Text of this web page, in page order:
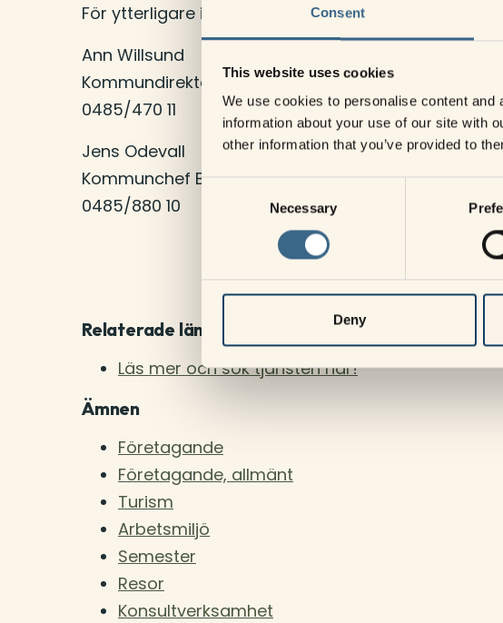
Consent
This website uses cookies
We use cookies to personalise content
information about your use of our site with
other information that you’ve provided to
Consent
Necessary
Deny
För ytterligare information:
Ann Willsund
Kommundirektör Mörbylånga kommun
0485/470 11
Jens Odevall
Kommunchef Borgholms kommun
0485/880 10
Relaterade länkar
Läs mer och sök tjänsten här!
Ämnen
Företagande
Företagande, allmänt
Turism
Arbetsmiljö
Semester
Resor
Konsultverksamhet